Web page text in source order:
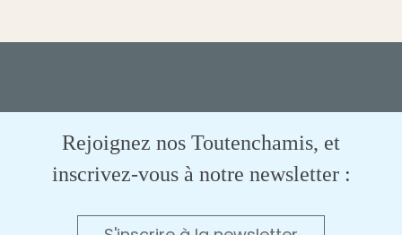
Rejoignez nos Toutenchamis, et
inscrivez-vous à notre newsletter :